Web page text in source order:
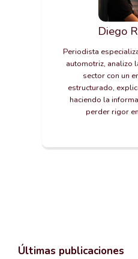
Diego
Periodista
automotriz, analizo
sector con un
estructurado,
haciendo la
perder rigor
Últimas publicaciones